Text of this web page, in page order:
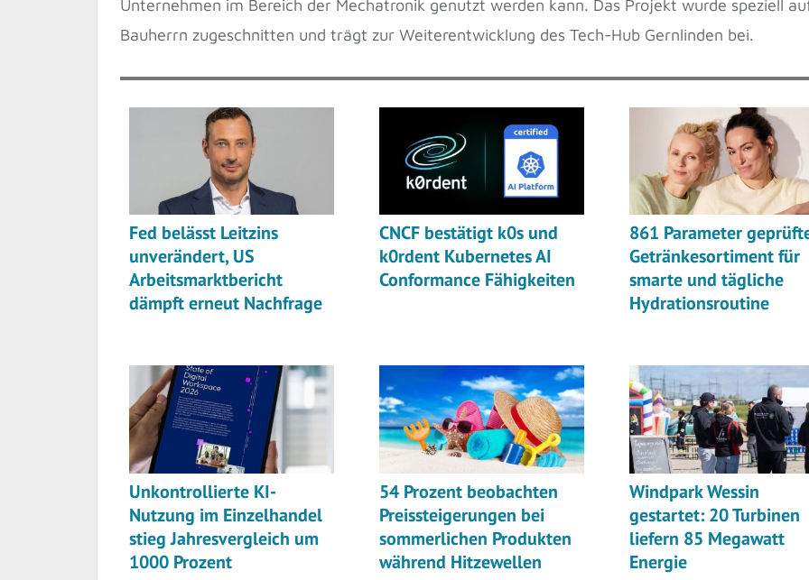
Unternehmen im Bereich der Mechatronik genutzt werden kann. Das Projekt wurde speziell
Bauherrn zugeschnitten und trägt zur Weiterentwicklung des Tech-Hub Gernlinden bei.
Fed belässt Leitzins
unverändert, US
Arbeitsmarktbericht
dämpft erneut Nachfrage
CNCF bestätigt k0s und
k0rdent Kubernetes AI
Conformance Fähigkeiten
861 Parameter
Getränkesortiment für
smarte und tägliche
Hydrationsroutine
Unkontrollierte KI-
Nutzung im Einzelhandel
stieg Jahresvergleich um
1000 Prozent
54 Prozent beobachten
Preissteigerungen bei
sommerlichen Produkten
während Hitzewellen
Windpark Wessin
gestartet: 20 Turbinen
liefern 85 Megawatt
Energie